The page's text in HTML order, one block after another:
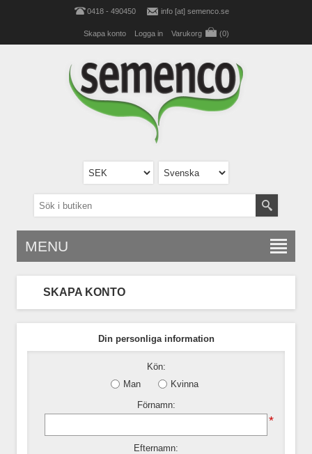
0418 - 490450 info [at] semenco.se
Skapa konto Logga in Varukorg (0)
MENU
SKAPA KONTO
Din personliga information
Kön:
Man
Kvinna
Förnamn:
*
Efternamn: